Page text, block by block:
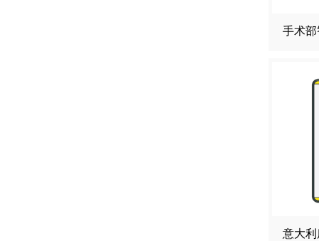
手术
意大